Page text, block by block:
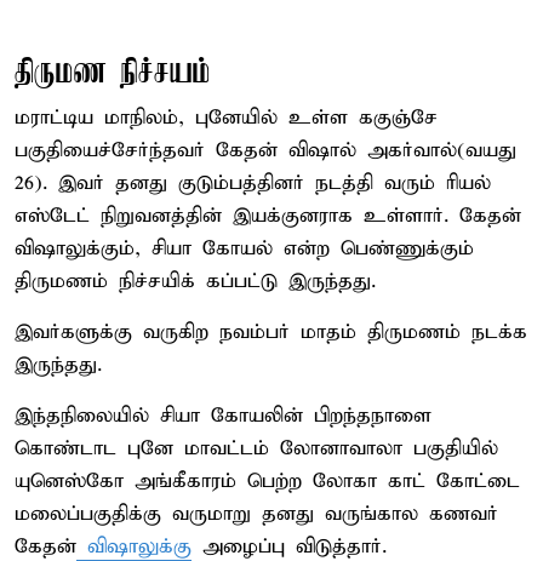
திருமண நிச்சயம்
மராட்டிய மாநிலம், புனேயில் உள்ள ககுஞ்சே
பகுதியைச்சேர்ந்தவர் கேதன் விஷால் அகர்வால்(வயது
26). இவர் தனது குடும்பத்தினர் நடத்தி வரும் ரியல்
எஸ்டேட் நிறுவனத்தின் இயக்குனராக உள்ளார். கேதன்
விஷாலுக்கும், சியா கோயல் என்ற பெண்ணுக்கும்
திருமணம் நிச்சயிக் கப்பட்டு இருந்தது.
இவர்களுக்கு வருகிற நவம்பர் மாதம் திருமணம் நடக்க
இருந்தது.
இந்தநிலையில் சியா கோயலின் பிறந்தநாளை
கொண்டாட புனே மாவட்டம் லோனாவாலா பகுதியில்
யுனெஸ்கோ அங்கீகாரம் பெற்ற லோகா காட் கோட்டை
மலைப்பகுதிக்கு வருமாறு தனது வருங்கால கணவர்
கேதன் விஷாலுக்கு அழைப்பு விடுத்தார்.